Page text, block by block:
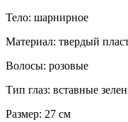
Тело: шарнирное
Материал: твердый
Волосы: розовые
Тип глаз: вставные
Размер: 27 см